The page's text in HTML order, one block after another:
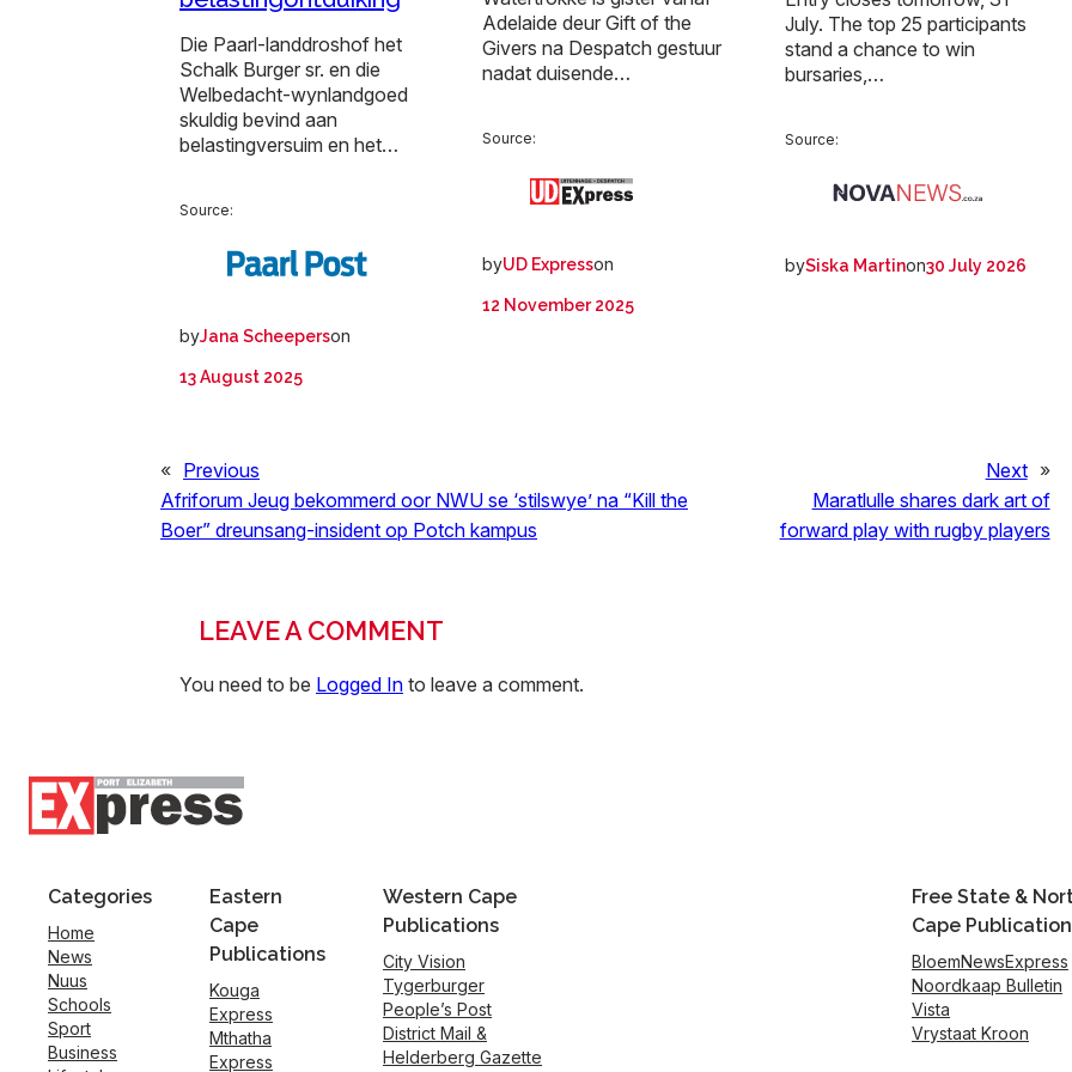
Die Paarl-landdroshof het
Schalk Burger sr. en die
Welbedacht-wynlandgoed
skuldig bevind aan
belastingversuim en het…
Source:
byJana Scheeperson
13 August 2025
Adelaide deur Gift of the
Givers na Despatch gestuur
nadat duisende…
Source:
byUD Expresson
12 November 2025
July. The top 25 participants
stand a chance to win
bursaries,…
Source:
bySiska Martinon30 July 2026
« Previous
Afriforum Jeug bekommerd oor NWU se ‘stilswye’ na “Kill the
Boer” dreunsang-insident op Potch kampus
Next »
Maratlulle shares dark art of
forward play with rugby players
LEAVE A COMMENT
You need to be Logged In to leave a comment.
Categories
Home
News
Nuus
Schools
Sport
Business
Eastern
Cape
Publications
Kouga
Express
Mthatha
Express
Western Cape
Publications
City Vision
Tygerburger
People’s Post
District Mail &
Helderberg Gazette
Free State &
Cape
BloemNewsExpress
Noordkaap Bulletin
Vista
Vrystaat Kroon